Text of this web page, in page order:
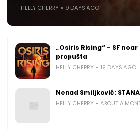
HELLY CHERRY 9 DAYS AGO
„Osiris Rising“ – SF
propušta
HELLY CHERRY 19 DAYS AGO
Nenad Smiljković:
HELLY CHERRY ABOUT A